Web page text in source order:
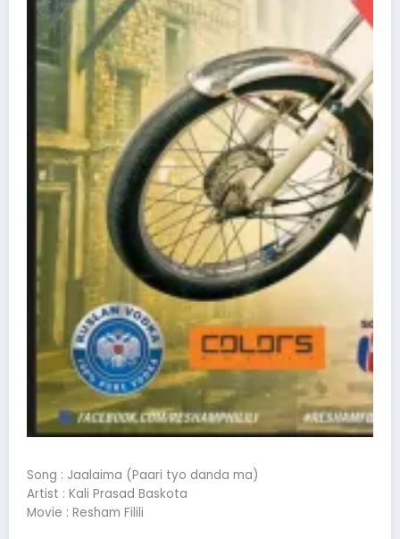
Song : Jaalaima (Paari tyo danda ma)
Artist : Kali Prasad Baskota
Movie : Resham Filili